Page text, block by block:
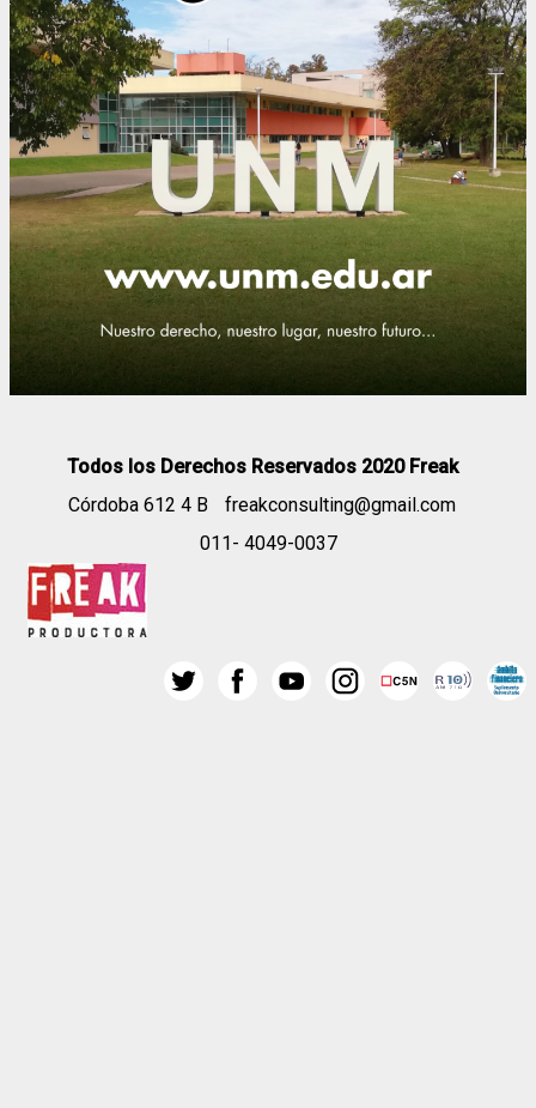
Todos los Derechos Reservados 2020 Freak
Córdoba 612 4 B
freakconsulting@gmail.com
011- 4049-0037